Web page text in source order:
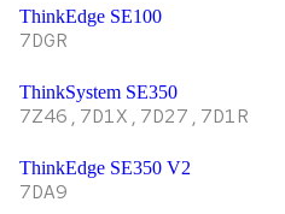
ThinkEdge SE100
7DGR
ThinkSystem SE350
7Z46,7D1X,7D27,7D1R
ThinkEdge SE350 V2
7DA9